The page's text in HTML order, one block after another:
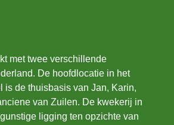
met twee verschillende
De hoofdlocatie in het
is de thuisbasis van Jan, Karin,
van Zuilen. De kwekerij in
ligging ten opzichte van